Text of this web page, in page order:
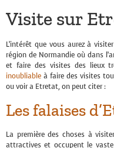
Visite sur
L’intérêt que vous aurez à
région de Normandie où dans
et faire des visites des lieux
inoubliable à faire des visites
ou voir a Etretat, on peut citer :
Les falaises
La première des choses à
attractives et occupent le vaste